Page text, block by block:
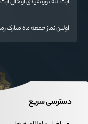
اولین نماز جمعه ماه
دسترسی سریع